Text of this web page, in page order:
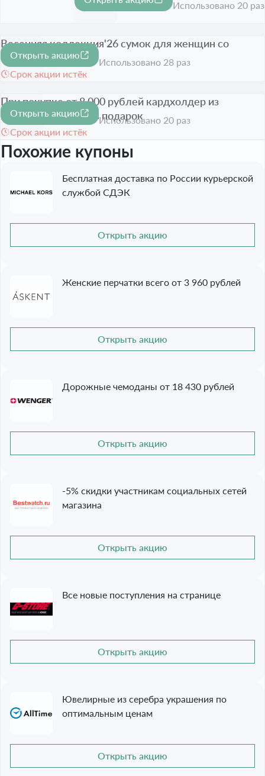
Срок акции истёк Использовано 20 раз
-25%
Весенняя коллекция'26 сумок для женщин со
скидкой до 25%
Срок акции истёк
Открыть акцию
Использовано 28 раз
При покупке от 8 000 рублей кардхолдер из
натуральной кожи в подарок
Срок акции истёк
Открыть акцию
Использовано 20 раз
Похожие купоны
Бесплатная доставка по России курьерской
службой СДЭК
Открыть акцию
Женские перчатки всего от 3 960 рублей
Открыть акцию
Дорожные чемоданы от 18 430 рублей
Открыть акцию
-5% скидки участникам социальных сетей
магазина
Открыть акцию
Все новые поступления на странице
Открыть акцию
Ювелирные из серебра украшения по
оптимальным ценам
Открыть акцию